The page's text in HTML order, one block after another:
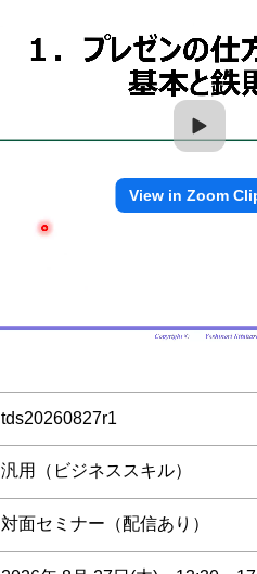
tds20260827r1
汎用（ビジネススキル）
対面セミナー（配信あり）